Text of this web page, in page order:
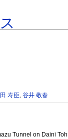
寿臣,谷井 敬春
Tunnel on Daini